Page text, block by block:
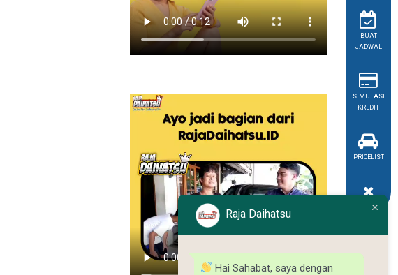
BUAT
JADWAL
SIMULASI
KREDIT
PRICELIST
Raja Daihatsu
Hai Sahabat, saya dengan